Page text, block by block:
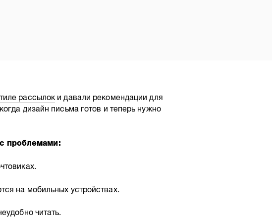
рассылоки давали рекомендации для
дизайн письма готов и теперь нужно
проблемами:
на мобильных устройствах.
читать.